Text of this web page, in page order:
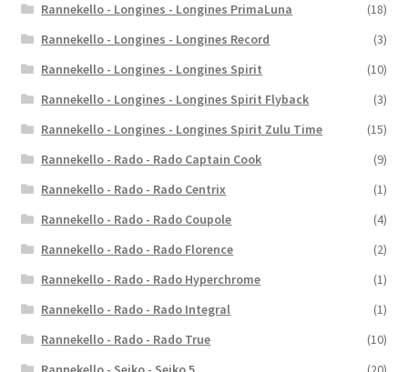
Rannekello - Longines - Longines PrimaLuna
(18)
Rannekello - Longines - Longines Record
(3)
Rannekello - Longines - Longines Spirit
(10)
Rannekello - Longines - Longines Spirit Flyback
(3)
Rannekello - Longines - Longines Spirit Zulu Time
(15)
Rannekello - Rado - Rado Captain Cook
(9)
Rannekello - Rado - Rado Centrix
(1)
Rannekello - Rado - Rado Coupole
(4)
Rannekello - Rado - Rado Florence
(2)
Rannekello - Rado - Rado Hyperchrome
(1)
Rannekello - Rado - Rado Integral
(1)
Rannekello - Rado - Rado True
(10)